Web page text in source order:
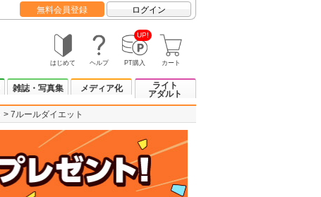
無料会員登録 ログイン
はじめて ヘルプ
UP!
PT購入 カート
雑誌・写真集 メディア化
ライト
アダルト
7ルールダイエット